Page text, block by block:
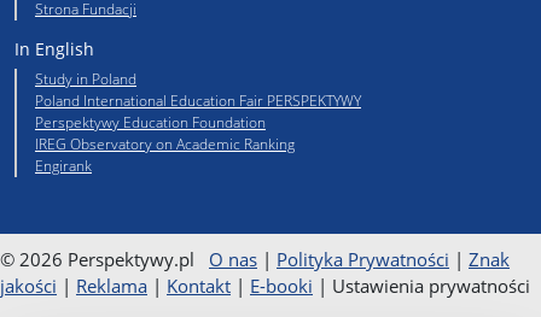
Strona Fundacji
In English
Study in Poland
Poland International Education Fair PERSPEKTYWY
Perspektywy Education Foundation
IREG Observatory on Academic Ranking
Engirank
© 2026 Perspektywy.pl O nas | Polityka Prywatności | Znak
jakości | Reklama | Kontakt | E-booki | Ustawienia prywatności